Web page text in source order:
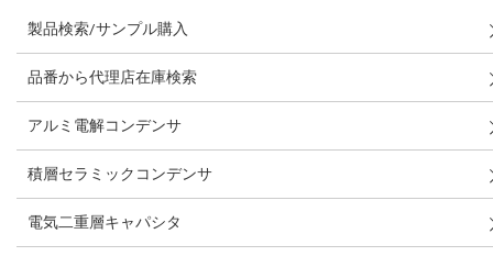
製品検索/サンプル購入
品番から代理店在庫検索
アルミ電解コンデンサ
積層セラミックコンデンサ
電気二重層キャパシタ